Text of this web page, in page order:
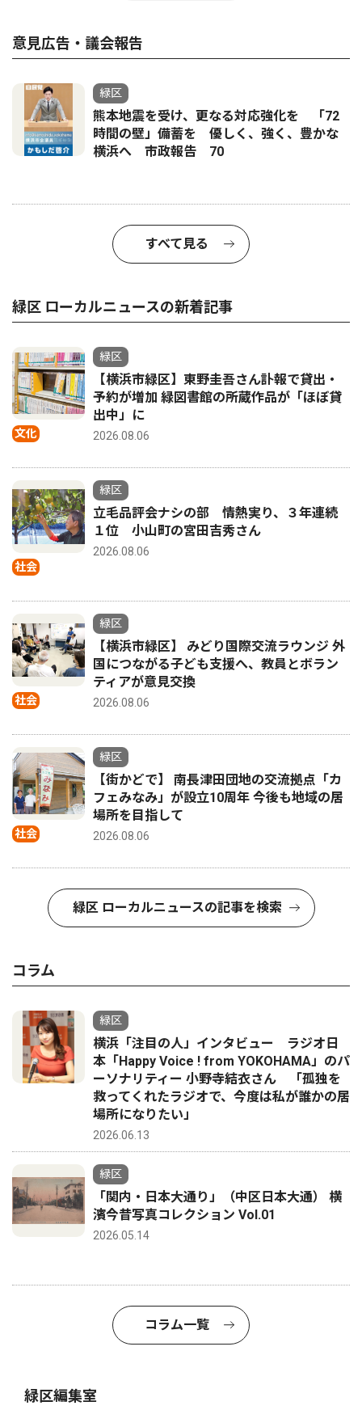
意見広告・議会報告
緑区
熊本地震を受け、更なる対応強化を 「72
時間の壁」備蓄を 優しく、強く、豊かな
横浜へ 市政報告 70
すべて見る
緑区 ローカルニュースの新着記事
文化
緑区
【横浜市緑区】東野圭吾さん訃報で貸出・
予約が増加 緑図書館の所蔵作品が「ほぼ貸
出中」に
2026.08.06
社会
緑区
立毛品評会ナシの部 情熱実り、３年連続
１位 小山町の宮田吉秀さん
2026.08.06
社会
緑区
【横浜市緑区】 みどり国際交流ラウンジ 外
国につながる子ども支援へ、教員とボラン
ティアが意見交換
2026.08.06
社会
緑区
【街かどで】 南長津田団地の交流拠点「カ
フェみなみ」が設立10周年 今後も地域の居
場所を目指して
2026.08.06
緑区 ローカルニュースの記事を検索
コラム
緑区
横浜「注目の人」インタビュー ラジオ日
本「Happy Voice ! from YOKOHAMA」のパ
ーソナリティー 小野寺結衣さん 「孤独を
救ってくれたラジオで、今度は私が誰かの居
場所になりたい」
2026.06.13
緑区
「関内・日本大通り」（中区日本大通） 横
濱今昔写真コレクション Vol.01
2026.05.14
コラム一覧
緑区編集室